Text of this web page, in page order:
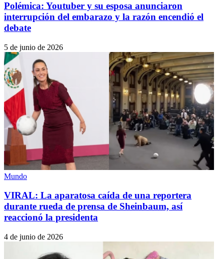
Polémica: Youtuber y su esposa anunciaron
interrupción del embarazo y la razón encendió el
debate
5 de junio de 2026
Mundo
VIRAL: La aparatosa caída de una reportera
durante rueda de prensa de Sheinbaum, así
reaccionó la presidenta
4 de junio de 2026